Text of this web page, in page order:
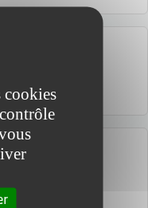
domicile en
d'un véhicule
cookies